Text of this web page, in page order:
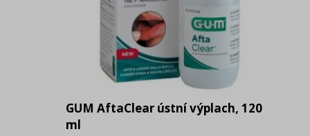
GUM AftaClear ústní výplach, 120
ml